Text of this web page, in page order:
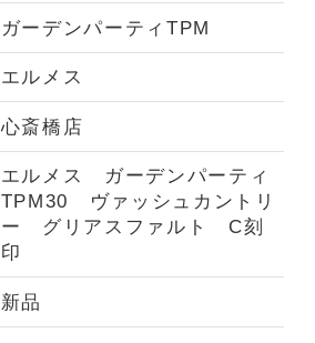
ガーデンパーティTPM
エルメス
心斎橋店
エルメス ガーデンパーティ
TPM30 ヴァッシュカントリ
ー グリアスファルト C刻
印
新品